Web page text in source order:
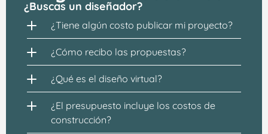
¿Buscas un diseñador?
¿Tiene algún costo publicar mi proyecto?
¿Cómo recibo las propuestas?
¿Qué es el diseño virtual?
¿El presupuesto incluye los costos de
construcción?